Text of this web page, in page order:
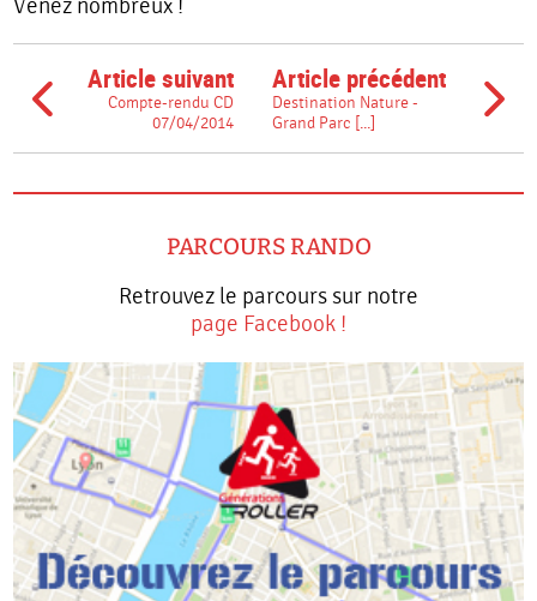
Venez nombreux !
Article suivant
Compte-rendu CD
07/04/2014
Article précédent
Destination Nature -
Grand Parc [...]
PARCOURS RANDO
Retrouvez le parcours sur notre
page Facebook !